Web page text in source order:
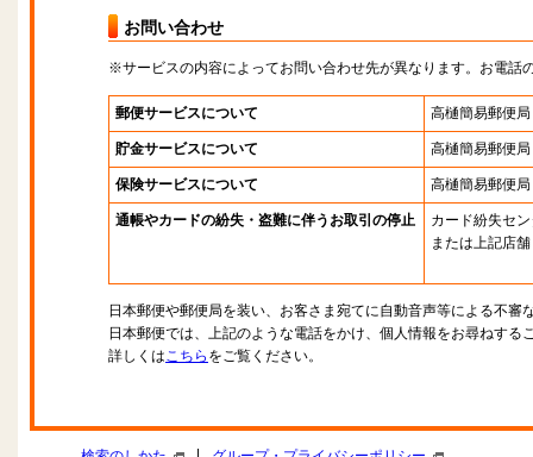
お問い合わせ
※サービスの内容によってお問い合わせ先が異なります。お電話
郵便サービスについて 高樋簡易郵便局
貯金サービスについて 高樋簡易郵便局
保険サービスについて 高樋簡易郵便局
通帳やカードの紛失・盗難に伴うお取引の停止
カード紛失セ
または上記店舗
日本郵便や郵便局を装い、お客さま宛てに自動音声等による不審
日本郵便では、上記のような電話をかけ、個人情報をお尋ねする
詳しくはこちら をご覧ください。